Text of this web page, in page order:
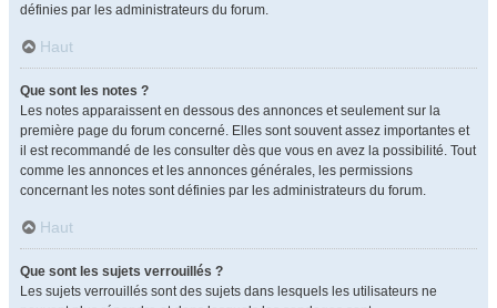
définies par les administrateurs du forum.
Haut
Que sont les notes ?
Les notes apparaissent en dessous des annonces et seulement sur la
première page du forum concerné. Elles sont souvent assez importantes et
il est recommandé de les consulter dès que vous en avez la possibilité. Tout
comme les annonces et les annonces générales, les permissions
concernant les notes sont définies par les administrateurs du forum.
Haut
Que sont les sujets verrouillés ?
Les sujets verrouillés sont des sujets dans lesquels les utilisateurs ne